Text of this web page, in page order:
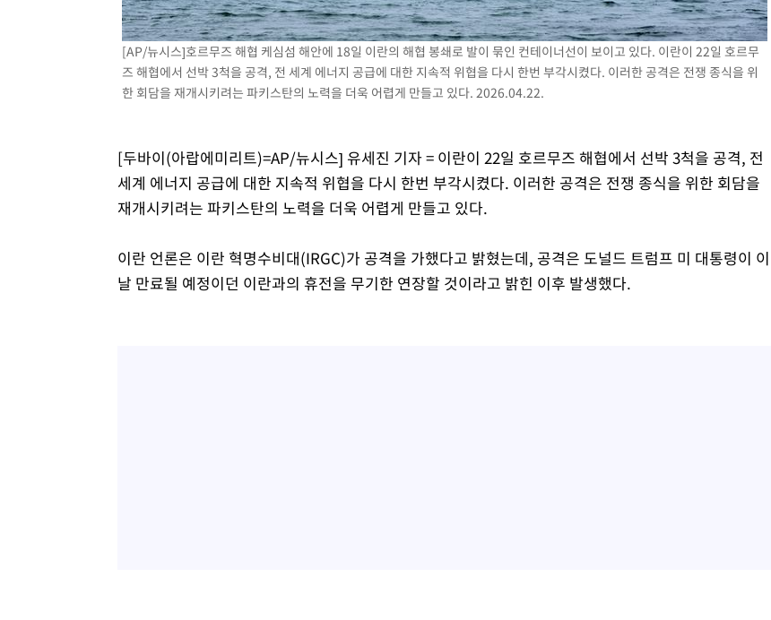
[AP/뉴시스]호르무즈 해협 케심섬 해안에 18일 이란의 해협 봉쇄로 발이 묶인 컨테이너선이 보이고 있다. 이란이 22일 호르무
즈 해협에서 선박 3척을 공격, 전 세계 에너지 공급에 대한 지속적 위협을 다시 한번 부각시켰다. 이러한 공격은 전쟁 종식을 위
한 회담을 재개시키려는 파키스탄의 노력을 더욱 어렵게 만들고 있다. 2026.04.22.
[두바이(아랍에미리트)=AP/뉴시스] 유세진 기자 = 이란이 22일 호르무즈 해협에서 선박 3척을 공격, 전
세계 에너지 공급에 대한 지속적 위협을 다시 한번 부각시켰다. 이러한 공격은 전쟁 종식을 위한 회담을
재개시키려는 파키스탄의 노력을 더욱 어렵게 만들고 있다.
이란 언론은 이란 혁명수비대(IRGC)가 공격을 가했다고 밝혔는데, 공격은 도널드 트럼프 미 대통령이 이
날 만료될 예정이던 이란과의 휴전을 무기한 연장할 것이라고 밝힌 이후 발생했다.